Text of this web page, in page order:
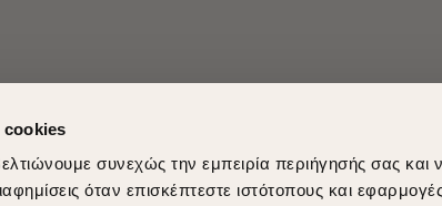
cookies
συνεχώς την εμπειρία περιήγησής σας και
όταν επισκέπτεστε ιστότοπους και